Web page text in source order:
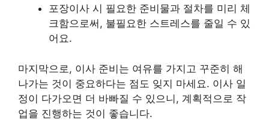
포장이사 시 필요한 준비물과 절차를 미리 체
크함으로써, 불필요한 스트레스를 줄일 수 있
어요.
마지막으로, 이사 준비는 여유를 가지고 꾸준히 해
나가는 것이 중요하다는 점도 잊지 마세요. 이사 일
정이 다가오면 더 바빠질 수 있으니, 계획적으로 작
업을 진행하는 것이 좋습니다.